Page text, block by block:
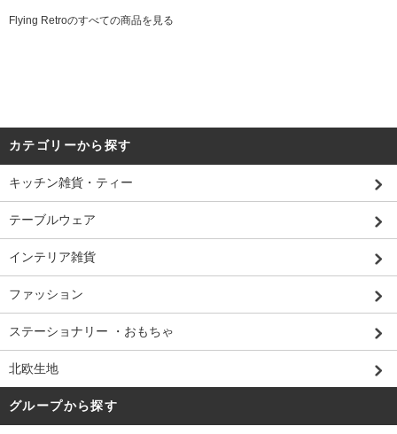
Flying Retroのすべての商品を見る
カテゴリーから探す
キッチン雑貨・ティー
テーブルウェア
インテリア雑貨
ファッション
ステーショナリー ・おもちゃ
北欧生地
グループから探す